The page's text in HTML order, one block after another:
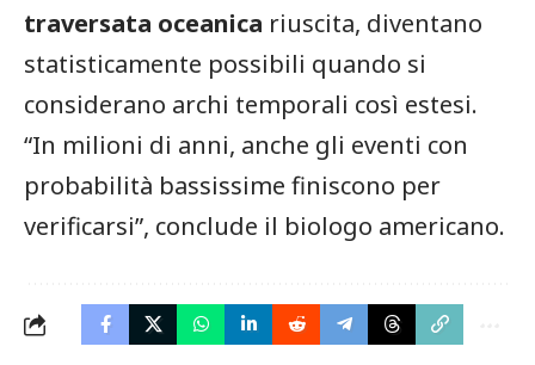
traversata oceanica riuscita, diventano
statisticamente possibili quando si
considerano archi temporali così estesi.
“In milioni di anni, anche gli eventi con
probabilità bassissime finiscono per
verificarsi”, conclude il biologo americano.